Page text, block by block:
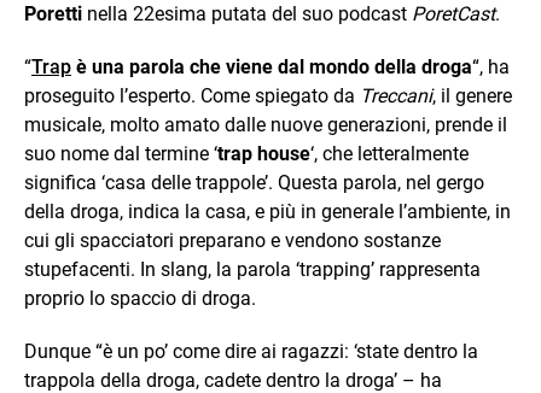
Poretti nella 22esima putata del suo podcast PoretCast.
“Trap è una parola che viene dal mondo della droga“, ha
proseguito l’esperto. Come spiegato da Treccani, il genere
musicale, molto amato dalle nuove generazioni, prende il
suo nome dal termine ‘trap house‘, che letteralmente
significa ‘casa delle trappole’. Questa parola, nel gergo
della droga, indica la casa, e più in generale l’ambiente, in
cui gli spacciatori preparano e vendono sostanze
stupefacenti. In slang, la parola ‘trapping’ rappresenta
proprio lo spaccio di droga.
Dunque “è un po’ come dire ai ragazzi: ‘state dentro la
trappola della droga, cadete dentro la droga’ – ha